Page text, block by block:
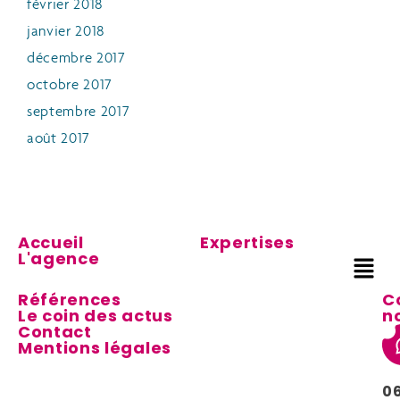
février 2018
janvier 2018
décembre 2017
octobre 2017
septembre 2017
août 2017
Accueil
L'agence
Expertises
Références
Le coin des actus
Contact
Mentions légales